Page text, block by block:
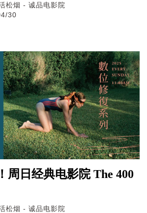
松烟 - 诚品电影院
30
周日经典电影院 The 400
松烟 - 诚品电影院